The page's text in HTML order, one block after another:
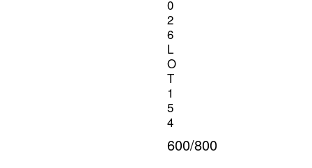
0
2
6
L
O
T
1
5
4
600/800